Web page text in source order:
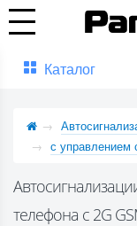
Каталог
с управлением
телефона с 2G